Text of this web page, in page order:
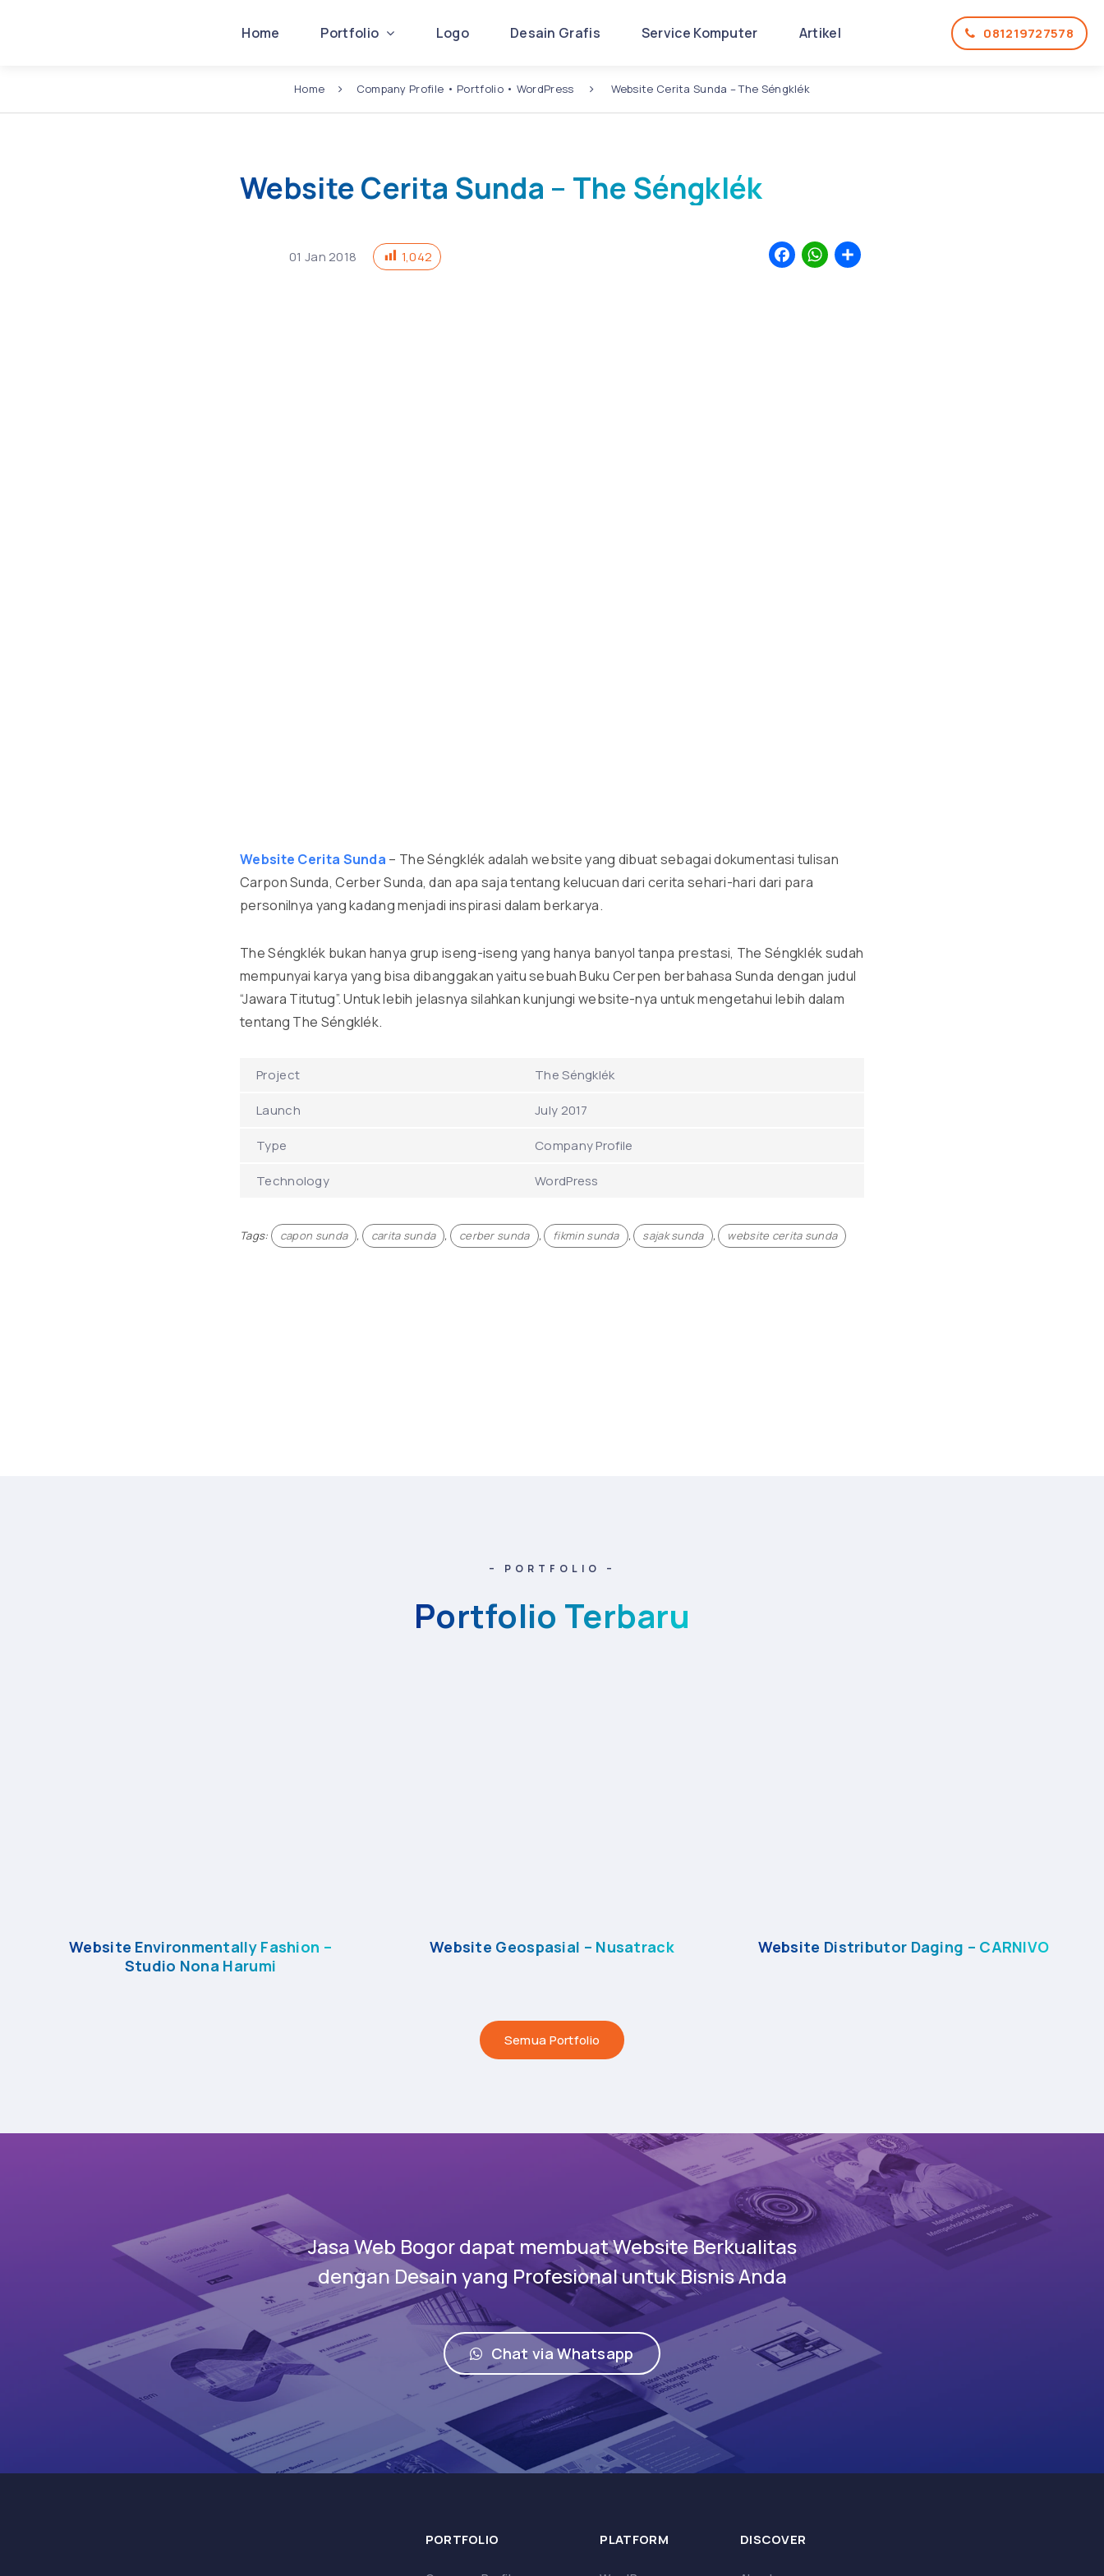
Home Portfolio Logo Desain Grafis Service Komputer Artikel 081219727578
Home Company Profile • Portfolio• WordPress Website Cerita Sunda – The Séngklék
Website Cerita Sunda – The Séngklék
01 Jan2018 1,042 Facebook
WhatsApp
Website Cerita Sunda – The Séngklék adalah website yang dibuat sebagai dokumentasi tulisan
Carpon Sunda, Cerber Sunda, dan apa saja tentang kelucuan dari cerita sehari-hari dari para
personilnya yang kadang menjadi inspirasi dalam berkarya.
The Séngklék bukan hanya grup iseng-iseng yang hanya banyol tanpa prestasi, The Séngklék sudah
mempunyai karya yang bisa dibanggakan yaitu sebuah Buku Cerpen berbahasa Sunda dengan judul
“Jawara Titutug”. Untuk lebih jelasnya silahkan kunjungi website-nya untuk mengetahui lebih dalam
tentang The Séngklék.
Project The Séngklék
Launch July 2017
Type Company Profile
Technology WordPress
Tags: capon sunda , carita sunda , cerber sunda , fikmin sunda , sajak sunda , website cerita sunda
– PORTFOLIO –
Portfolio Terbaru
Website Environmentally Fashion –
Studio Nona Harumi
Website Geospasial – Nusatrack Website Distributor Daging – CARNIVO
Semua Portfolio
Jasa Web Bogor dapat membuat Website Berkualitas
dengan Desain yang Profesional untuk Bisnis Anda
Chat via Whatsapp
PORTFOLIO PLATFORM DISCOVER